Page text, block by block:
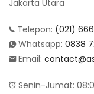
Jakarta Utara
Telepon: (021)
Whatsapp: 0838
Email:
Senin-Jumat: